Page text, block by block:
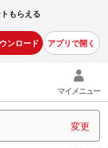
もらえる
ンロード アプリで開く
マイメニュー
変更